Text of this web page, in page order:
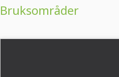
Bruksområder